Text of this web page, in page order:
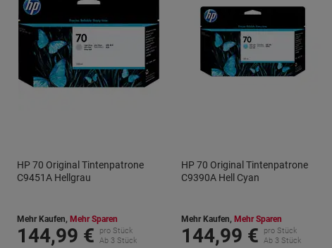
HP 70 Original Tintenpatrone
C9451A Hellgrau
Mehr Kaufen, Mehr Sparen
144,99 €
pro Stück
Ab 3 Stück
HP 70 Original Tintenpatrone
C9390A Hell Cyan
Mehr Kaufen, Mehr Sparen
144,99 €
pro Stück
Ab 3 Stück